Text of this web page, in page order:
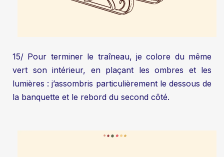
15/ Pour terminer le traîneau, je colore du même
vert son intérieur, en plaçant les ombres et les
lumières : j’assombris particulièrement le dessous de
la banquette et le rebord du second côté.